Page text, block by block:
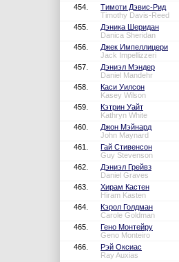
454.
Тимоти Дэвис-Рид
Timothy Davis-Reed
455.
Дэника Шеридан
Danica Sheridan
456.
Джек Импеллицери
Jack Impellizzeri
457.
Дэниэл Мэндер
Daniel Mandehr
458.
Каси Уилсон
Kasey Wilson
459.
Кэтрин Уайт
Kathryn White
460.
Джон Мэйнард
John Maynard
461.
Гай Стивенсон
Guy Stevenson
462.
Дэниэл Грейвз
Daniel Graves
463.
Хирам Кастен
Hiram Kasten
464.
Кэрол Голдман
Carole Goldman
465.
Гено Монтейру
Geno Monteiro
466.
Рэй Оксиас
Ray Auxias